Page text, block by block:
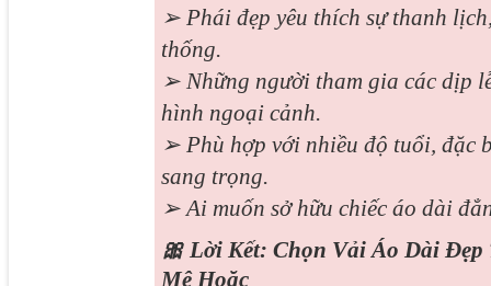
➢ Phái đẹp yêu thích sự thanh
thống.
➢ Những người tham gia các dịp
hình ngoại cảnh.
➢ Phù hợp với nhiều độ tuổi, đặc
sang trọng.
➢ Ai muốn sở hữu chiếc áo dài
🎀 Lời Kết: Chọn Vải Áo Dài
Mê Hoặc